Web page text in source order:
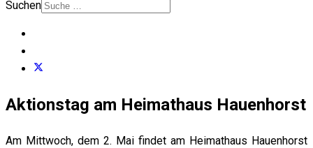
Suchen
Aktionstag am Heimathaus Hauenhorst
Am Mittwoch, dem 2. Mai findet am Heimathaus Hauenhorst